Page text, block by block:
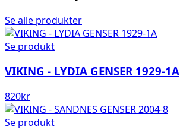
Se alle produkter
Se produkt
VIKING - LYDIA GENSER 1929-1A
820kr
Se produkt